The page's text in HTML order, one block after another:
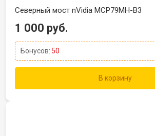
Северный мост nVidia MCP79MH-B3
1 000 руб.
Бонусов: 50
В корзину